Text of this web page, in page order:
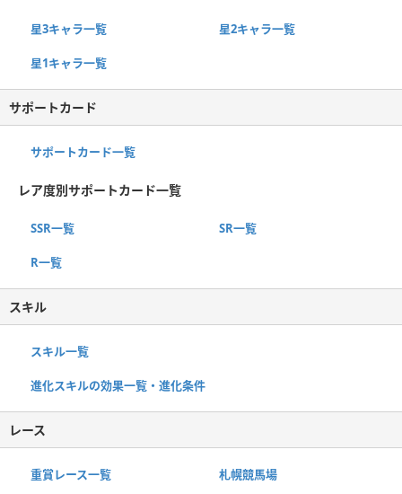
星3キャラ一覧 星2キャラ一覧
星1キャラ一覧
サポートカード
サポートカード一覧
レア度別サポートカード一覧
SSR一覧 SR一覧
R一覧
スキル
スキル一覧
進化スキルの効果一覧・進化条件
レース
重賞レース一覧 札幌競馬場